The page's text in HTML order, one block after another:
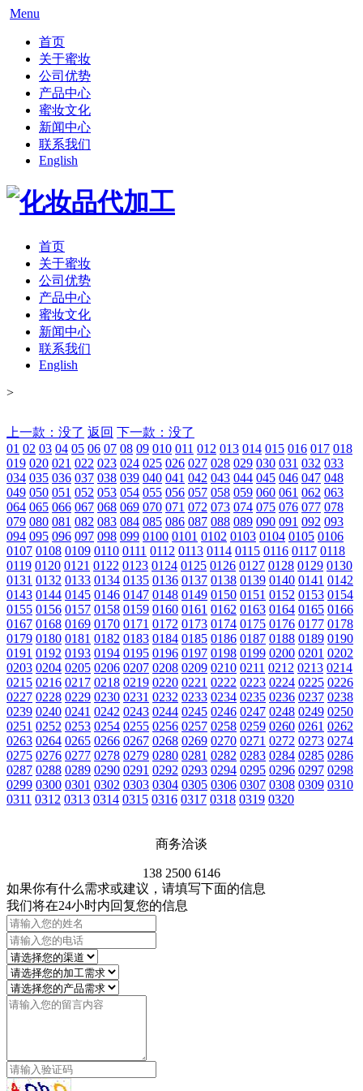
Menu
首页
关于蜜妆
公司优势
产品中心
蜜妆文化
新闻中心
联系我们
English
首页
关于蜜妆
公司优势
产品中心
蜜妆文化
新闻中心
联系我们
English
>
上一款：没了 返回 下一款：没了
01 02 03 04 05 06 07 08 09 010 011 012 013 014 015 016 017 018
019 020 021 022 023 024 025 026 027 028 029 030 031 032 033
034 035 036 037 038 039 040 041 042 043 044 045 046 047 048
049 050 051 052 053 054 055 056 057 058 059 060 061 062 063
064 065 066 067 068 069 070 071 072 073 074 075 076 077 078
079 080 081 082 083 084 085 086 087 088 089 090 091 092 093
094 095 096 097 098 099 0100 0101 0102 0103 0104 0105 0106
0107 0108 0109 0110 0111 0112 0113 0114 0115 0116 0117 0118
0119 0120 0121 0122 0123 0124 0125 0126 0127 0128 0129 0130
0131 0132 0133 0134 0135 0136 0137 0138 0139 0140 0141 0142
0143 0144 0145 0146 0147 0148 0149 0150 0151 0152 0153 0154
0155 0156 0157 0158 0159 0160 0161 0162 0163 0164 0165 0166
0167 0168 0169 0170 0171 0172 0173 0174 0175 0176 0177 0178
0179 0180 0181 0182 0183 0184 0185 0186 0187 0188 0189 0190
0191 0192 0193 0194 0195 0196 0197 0198 0199 0200 0201 0202
0203 0204 0205 0206 0207 0208 0209 0210 0211 0212 0213 0214
0215 0216 0217 0218 0219 0220 0221 0222 0223 0224 0225 0226
0227 0228 0229 0230 0231 0232 0233 0234 0235 0236 0237 0238
0239 0240 0241 0242 0243 0244 0245 0246 0247 0248 0249 0250
0251 0252 0253 0254 0255 0256 0257 0258 0259 0260 0261 0262
0263 0264 0265 0266 0267 0268 0269 0270 0271 0272 0273 0274
0275 0276 0277 0278 0279 0280 0281 0282 0283 0284 0285 0286
0287 0288 0289 0290 0291 0292 0293 0294 0295 0296 0297 0298
0299 0300 0301 0302 0303 0304 0305 0306 0307 0308 0309 0310
0311 0312 0313 0314 0315 0316 0317 0318 0319 0320
商务洽谈
138 2500 6146
如果你有什么需求或建议，请填写下面的信息
我们将在24小时内回复您的信息